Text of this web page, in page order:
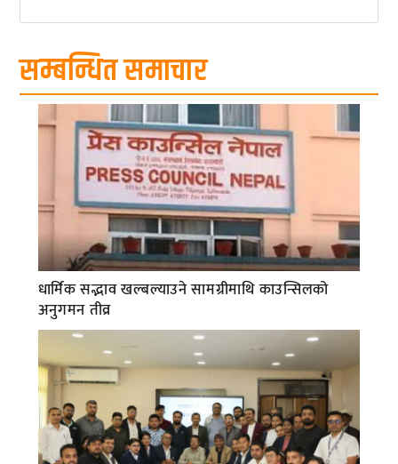
सम्बन्धित समाचार
धार्मिक सद्भाव खल्बल्याउने सामग्रीमाथि काउन्सिलको
अनुगमन तीव्र